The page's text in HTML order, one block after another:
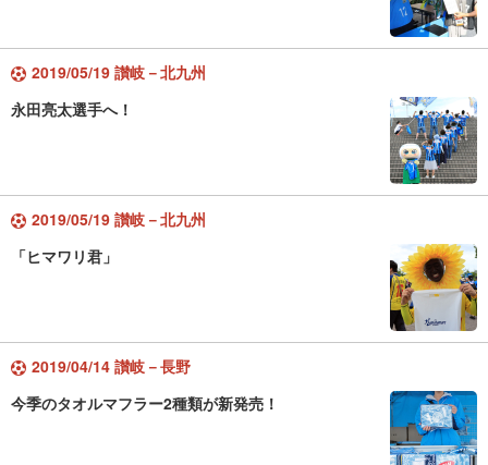
2019/05/19 讃岐－北九州
永田亮太選手へ！
2019/05/19 讃岐－北九州
「ヒマワリ君」
2019/04/14 讃岐－長野
今季のタオルマフラー2種類が新発売！